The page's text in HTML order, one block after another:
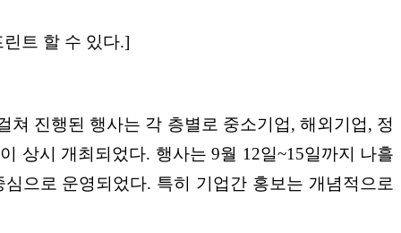
트 할 수 있다.]
쳐 진행된 행사는 각 층별로 중소기업, 해외기업, 정
상시 개최되었다. 행사는 9월 12일~15일까지 나흘
으로 운영되었다. 특히 기업간 홍보는 개념적으로